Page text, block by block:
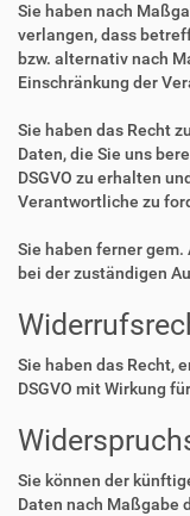
Sie haben nach
verlangen, dass
bzw. alternativ nach
Einschränkung der
Sie haben das Recht
Daten, die Sie uns
DSGVO zu erhalten
Verantwortliche zu
Sie haben ferner gem.
bei der zuständigen
Sie haben das Recht,
DSGVO mit Wirkung
Sie können der
Daten nach Maßgabe